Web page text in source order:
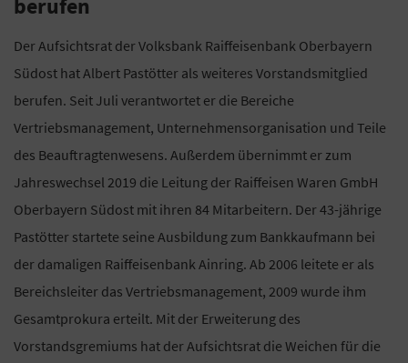
berufen
Der Aufsichtsrat der Volksbank Raiffeisenbank Oberbayern
Südost hat Albert Pastötter als weiteres Vorstandsmitglied
berufen. Seit Juli verantwortet er die Bereiche
Vertriebsmanagement, Unternehmensorganisation und Teile
des Beauftragtenwesens. Außerdem übernimmt er zum
Jahreswechsel 2019 die Leitung der Raiffeisen Waren GmbH
Oberbayern Südost mit ihren 84 Mitarbeitern. Der 43-jährige
Pastötter startete seine Ausbildung zum Bankkaufmann bei
der damaligen Raiffeisenbank Ainring. Ab 2006 leitete er als
Bereichsleiter das Vertriebsmanagement, 2009 wurde ihm
Gesamtprokura erteilt. Mit der Erweiterung des
Vorstandsgremiums hat der Aufsichtsrat die Weichen für die